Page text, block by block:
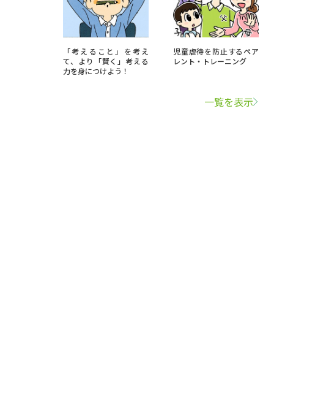
「考えること」を考え
て、より「賢く」考える
力を身につけよう！
児童虐待を防止するペア
レント・トレーニング
一覧を表示